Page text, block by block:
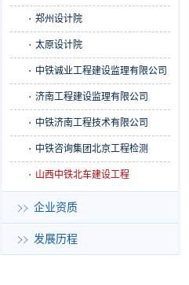
郑州设计院
太原设计院
中铁诚业工程建设监理有限公司
济南工程建设监理有限公司
中铁济南工程技术有限公司
中铁咨询集团北京工程检测
山西中铁北车建设工程
企业资质
发展历程